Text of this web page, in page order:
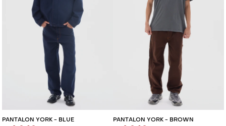
PANTALÓN YORK - BLUE PANTALÓN YORK - BROWN